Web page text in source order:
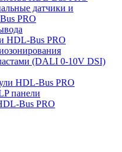
датчики и
PRO
HDL-Bus PRO
(DALI 0-10V DSI)
HDL-Bus PRO
панели
Bus PRO